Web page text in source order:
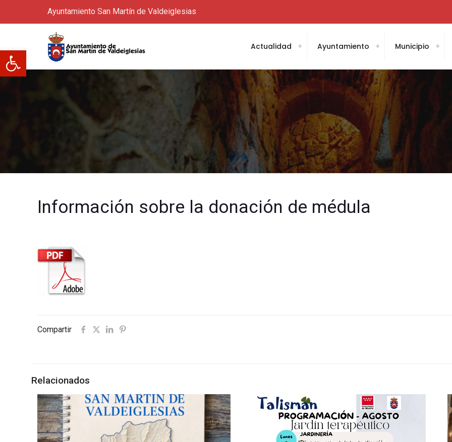
Abrir barra de herramientas
Ayuntamiento San Martín de Valdeiglesias
Actualidad Ayuntamiento Municipio
Información sobre la donación de médula
Compartir
Relacionados